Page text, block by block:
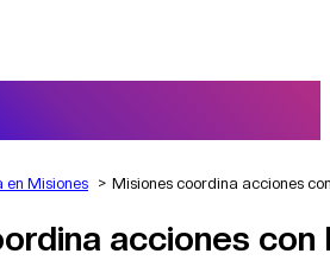
en Misiones Misiones coordina acciones
acciones